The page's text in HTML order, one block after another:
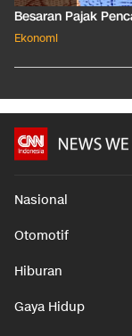
Besaran Pajak
Ekonomi
Nasional
Otomotif
Hiburan
Gaya Hidup